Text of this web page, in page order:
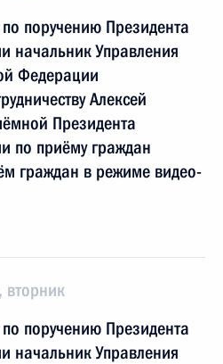
поручению Президента
начальник Управления
Федерации
Алексей
Президента
по приёму граждан
граждан в режиме видео-
поручению Президента
начальник Управления